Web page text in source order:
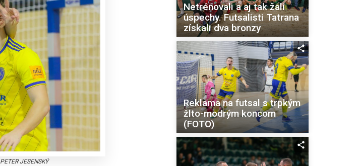
PETER JESENSKÝ
Netrénovali a aj tak žali
úspechy. Futsalisti Tatrana
získali dva bronzy
Reklama na futsal s trpkým
žlto-modrým koncom
(FOTO)